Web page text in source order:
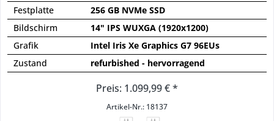
Festplatte
256 GB NVMe SSD
Bildschirm
14" IPS WUXGA (1920x1200)
Grafik
Intel Iris Xe Graphics G7 96EUs
Zustand
refurbished - hervorragend
Preis: 1.099,99 € *
Artikel-Nr.: 18137